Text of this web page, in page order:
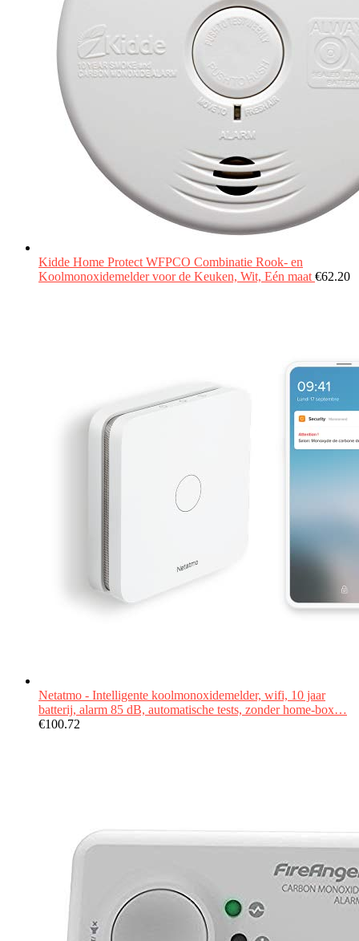
Kidde Home Protect WFPCO Combinatie Rook- en
Koolmonoxidemelder voor de Keuken, Wit, Eén maat €62.20
Netatmo - Intelligente koolmonoxidemelder, wifi, 10 jaar
batterij, alarm 85 dB, automatische tests, zonder home-box…
€100.72